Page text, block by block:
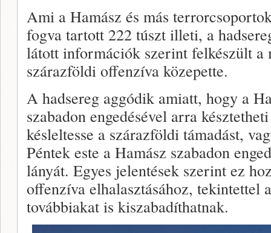
Ami a Hamász és más
fogva tartott 222 túszt illeti, a
látott információk szerint felkészült a
szárazföldi offenzíva közepette.
A hadsereg aggódik amiatt, hogy a
szabadon engedésével arra
késleltesse a szárazföldi támadást,
Péntek este a Hamász szabadon
lányát. Egyes jelentések szerint ez
offenzíva elhalasztásához, tekintettel
továbbiakat is kiszabadíthatnak.